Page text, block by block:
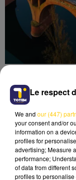
Lecture
Le respect
We and our (447)
your consent and/or
information on a
profiles for
advertising; Measure
performance;
of data from different
profiles to